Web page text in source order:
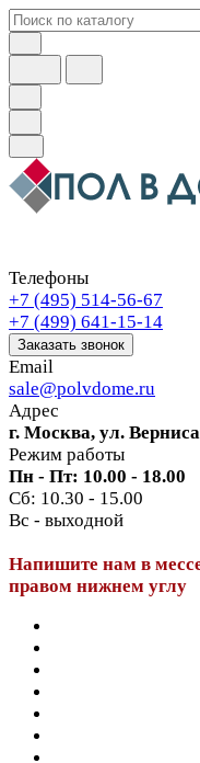
Телефоны
+7 (495) 514-56-67
+7 (499) 641-15-14
Заказать звонок
Email
sale@polvdome.ru
Адрес
г. Москва, ул.
Режим работы
Пн - Пт: 10.00 - 18.00
Сб: 10.30 - 15.00
Вс - выходной
Напишите нам в
правом нижнем углу